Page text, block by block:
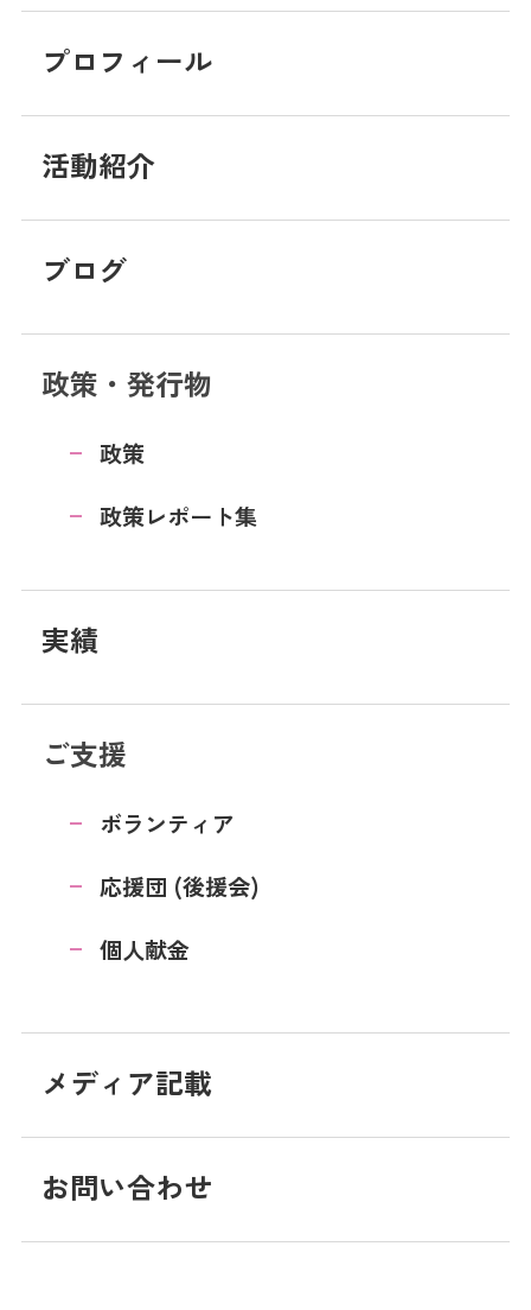
プロフィール
活動紹介
ブログ
政策・発行物
政策
政策レポート集
実績
ご支援
ボランティア
応援団 (後援会)
個人献金
メディア記載
お問い合わせ